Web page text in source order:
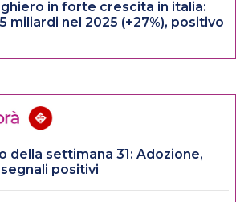
in forte crescita in italia:
miliardi nel 2025 (+27%), positivo
della settimana 31: Adozione,
positivi